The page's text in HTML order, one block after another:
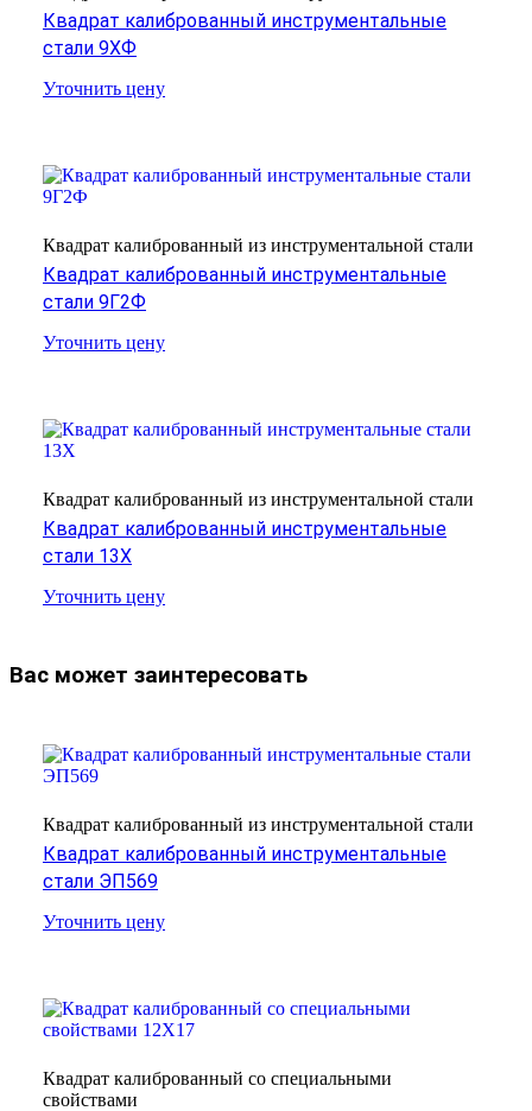
Квадрат калиброванный инструментальные
стали 9ХФ
Уточнить цену
Квадрат калиброванный из инструментальной стали
Квадрат калиброванный инструментальные
стали 9Г2Ф
Уточнить цену
Квадрат калиброванный из инструментальной стали
Квадрат калиброванный инструментальные
стали 13Х
Уточнить цену
Вас может заинтересовать
Квадрат калиброванный из инструментальной стали
Квадрат калиброванный инструментальные
стали ЭП569
Уточнить цену
Квадрат калиброванный со специальными
свойствами